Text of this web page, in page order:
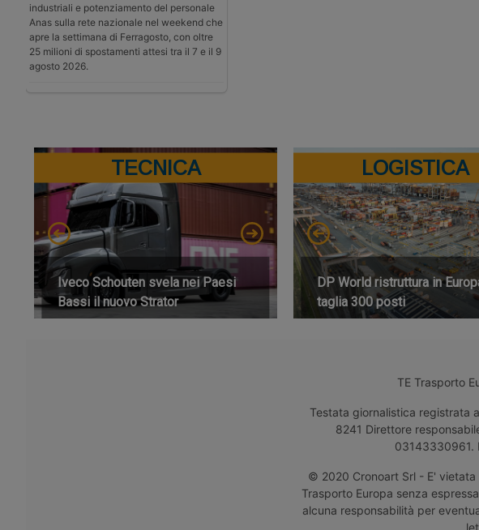
industriali e potenziamento del personale
Anas sulla rete nazionale nel weekend che
apre la settimana di Ferragosto, con oltre
25 milioni di spostamenti attesi tra il 7 e il 9
agosto 2026.
TECNICA
Iveco Schouten svela nei Paesi
Bassi il nuovo Strator
LOGISTICA
DP World ristruttura in
taglia 300 posti
TE Trasporto
Testata giornalistica registrata
8241 Direttore
03143330961.
© 2020 Cronoart Srl - E'
Trasporto Europa senza
alcuna responsabilità per